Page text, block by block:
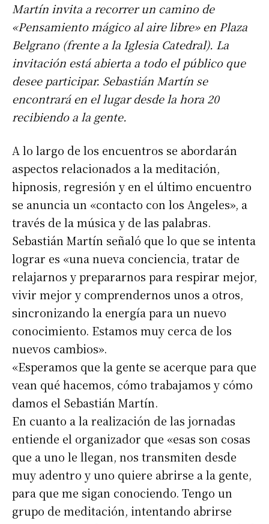
Martín invita a recorrer un camino de
«Pensamiento mágico al aire libre» en Plaza
Belgrano (frente a la Iglesia Catedral). La
invitación está abierta a todo el público que
desee participar. Sebastián Martín se
encontrará en el lugar desde la hora 20
recibiendo a la gente.
A lo largo de los encuentros se abordarán
aspectos relacionados a la meditación,
hipnosis, regresión y en el último encuentro
se anuncia un «contacto con los Angeles», a
través de la música y de las palabras.
Sebastián Martín señaló que lo que se intenta
lograr es «una nueva conciencia, tratar de
relajarnos y prepararnos para respirar mejor,
vivir mejor y comprendernos unos a otros,
sincronizando la energía para un nuevo
conocimiento. Estamos muy cerca de los
nuevos cambios».
«Esperamos que la gente se acerque para que
vean qué hacemos, cómo trabajamos y cómo
damos el Sebastián Martín.
En cuanto a la realización de las jornadas
entiende el organizador que «esas son cosas
que a uno le llegan, nos transmiten desde
muy adentro y uno quiere abrirse a la gente,
para que me sigan conociendo. Tengo un
grupo de meditación, intentando abrirse